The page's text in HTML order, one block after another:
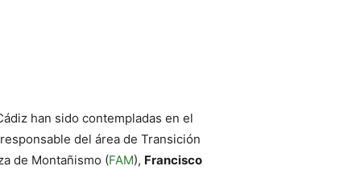
han sido contempladas en el
del área de Transición
de Montañismo (FAM), Francisco